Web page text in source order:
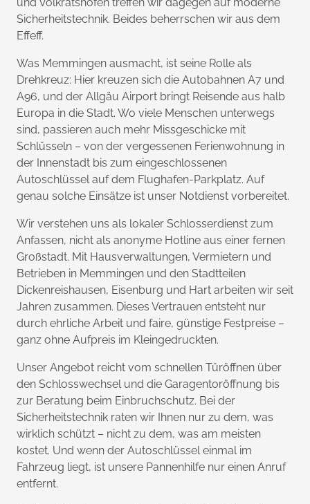
Sicherheitstechnik. Beides beherrschen wir aus dem
Effeff.
Was Memmingen ausmacht, ist seine Rolle als
Drehkreuz: Hier kreuzen sich die Autobahnen A7 und
A96, und der Allgäu Airport bringt Reisende aus halb
Europa in die Stadt. Wo viele Menschen unterwegs
sind, passieren auch mehr Missgeschicke mit
Schlüsseln – von der vergessenen Ferienwohnung in
der Innenstadt bis zum eingeschlossenen
Autoschlüssel auf dem Flughafen-Parkplatz. Auf
genau solche Einsätze ist unser Notdienst vorbereitet.
Wir verstehen uns als lokaler Schlosserdienst zum
Anfassen, nicht als anonyme Hotline aus einer fernen
Großstadt. Mit Hausverwaltungen, Vermietern und
Betrieben in Memmingen und den Stadtteilen
Dickenreishausen, Eisenburg und Hart arbeiten wir seit
Jahren zusammen. Dieses Vertrauen entsteht nur
durch ehrliche Arbeit und faire, günstige Festpreise –
ganz ohne Aufpreis im Kleingedruckten.
Unser Angebot reicht vom schnellen Türöffnen über
den Schlosswechsel und die Garagentoröffnung bis
zur Beratung beim Einbruchschutz. Bei der
Sicherheitstechnik raten wir Ihnen nur zu dem, was
wirklich schützt – nicht zu dem, was am meisten
kostet. Und wenn der Autoschlüssel einmal im
Fahrzeug liegt, ist unsere Pannenhilfe nur einen Anruf
entfernt.